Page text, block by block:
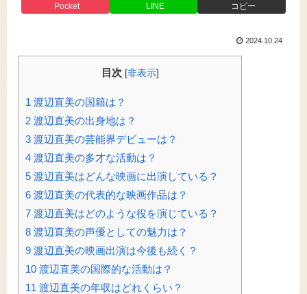
Pocket LINE コピー
2024.10.24
目次 [非表示]
1 渡辺直美の国籍は？
2 渡辺直美の出身地は？
3 渡辺直美の芸能界デビューは？
4 渡辺直美の多才な活動は？
5 渡辺直美はどんな映画に出演している？
6 渡辺直美の代表的な映画作品は？
7 渡辺直美はどのような役を演じている？
8 渡辺直美の声優としての魅力は？
9 渡辺直美の映画出演は今後も続く？
10 渡辺直美の国際的な活動は？
11 渡辺直美の年収はどれくらい？